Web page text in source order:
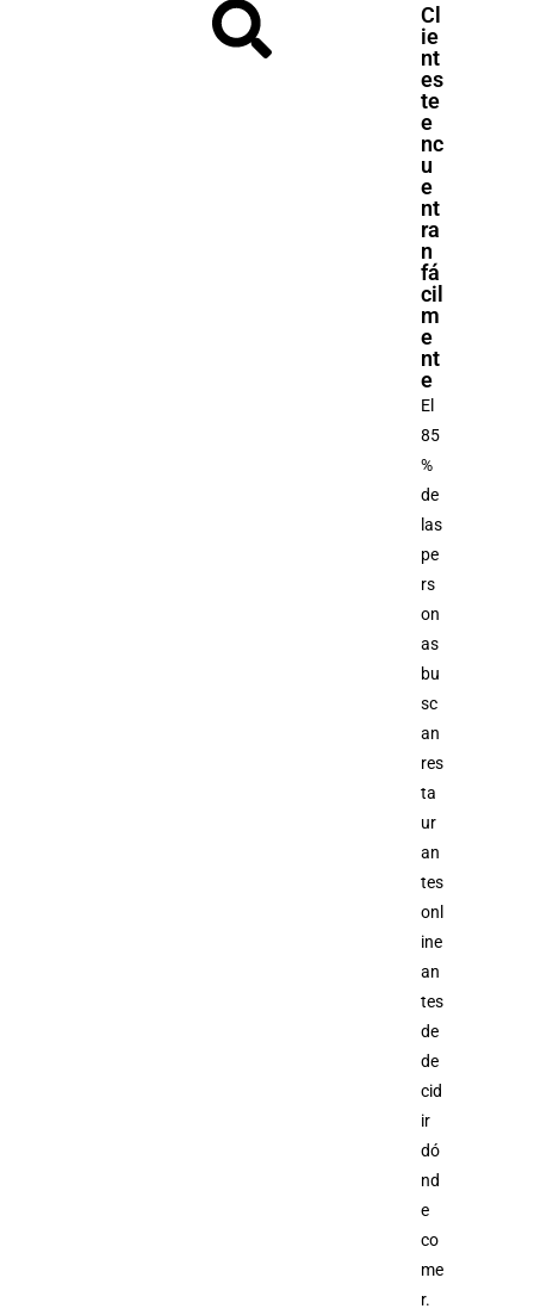
Cl
ie
nt
es
te
e
nc
u
e
nt
ra
n
fá
cil
m
e
nt
e
El
85
%
de
las
pe
rs
on
as
bu
sc
an
res
ta
ur
an
tes
onl
ine
an
tes
de
de
cid
ir
dó
nd
e
co
me
r.